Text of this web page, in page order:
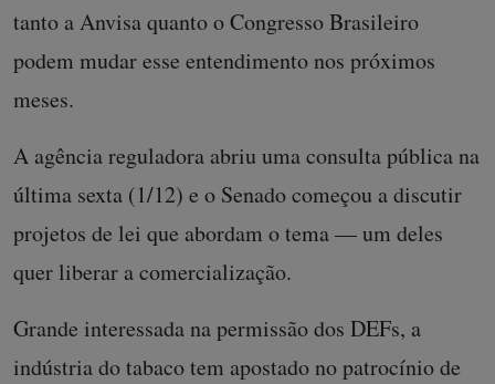
tanto a Anvisa quanto o Congresso Brasileiro
podem mudar esse entendimento nos próximos
meses.
A agência reguladora abriu uma consulta pública na
última sexta (1/12) e o Senado começou a discutir
projetos de lei que abordam o tema — um deles
quer liberar a comercialização.
Grande interessada na permissão dos DEFs, a
indústria do tabaco tem apostado no patrocínio de